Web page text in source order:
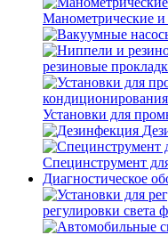
Манометрические и
резиновые
Установки для
Специнструмент
Диагностическое
регулировки света